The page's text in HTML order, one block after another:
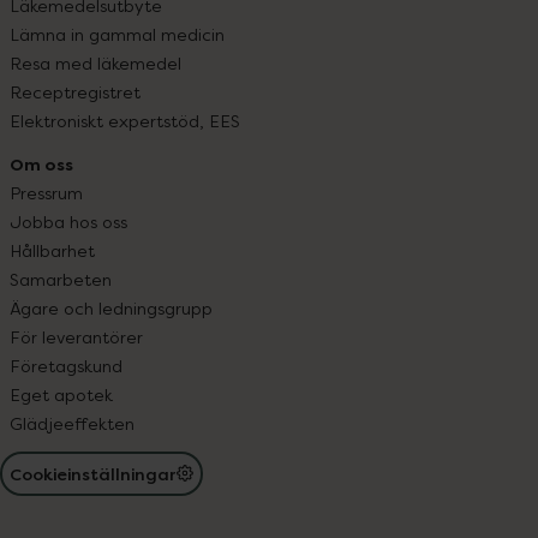
Läkemedelsutbyte
Lämna in gammal medicin
Resa med läkemedel
Receptregistret
Elektroniskt expertstöd, EES
Om oss
Pressrum
Jobba hos oss
Hållbarhet
Samarbeten
Ägare och ledningsgrupp
För leverantörer
Företagskund
Eget apotek
Glädjeeffekten
Cookieinställningar